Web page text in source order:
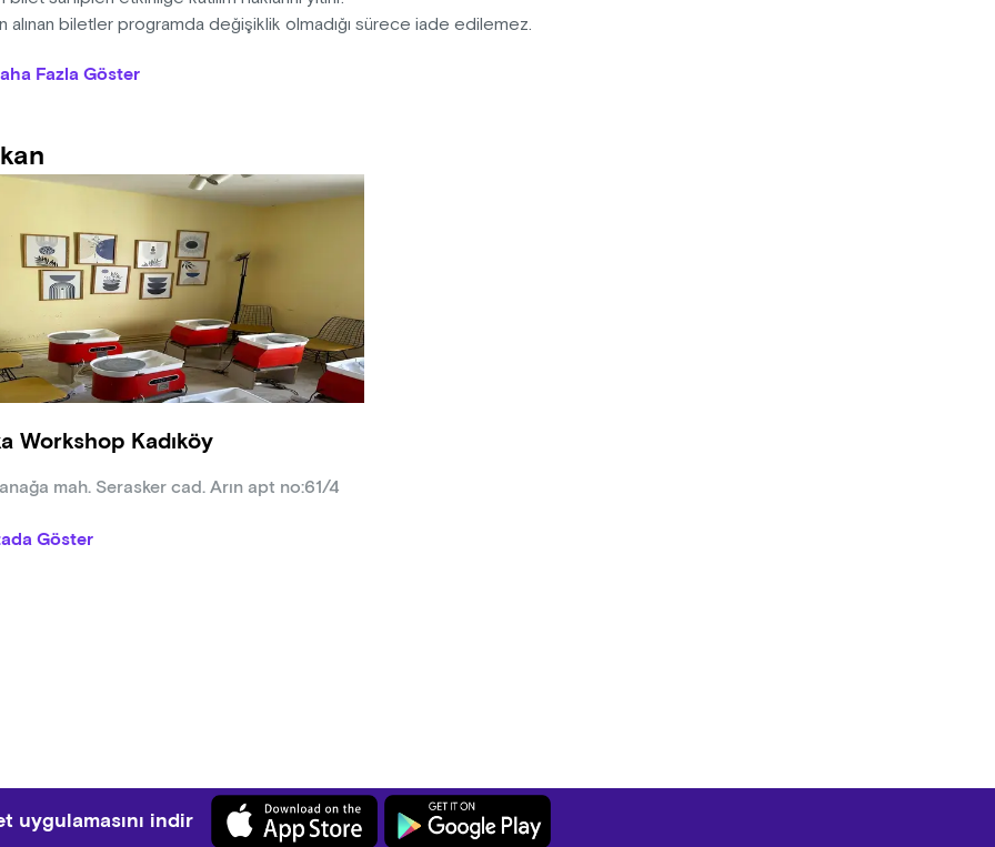
alınan biletler programda değişiklik olmadığı sürece iade edilemez.
kullanılacak tüm malzemeler bilet fiyatına dahildir.
Fazla Göster
Workshop Kadıköy
mah. Serasker cad. Arın apt no:61/4
Göster
uygulamasını indir